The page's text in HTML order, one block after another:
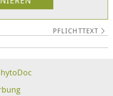
PFLICHTTEXT